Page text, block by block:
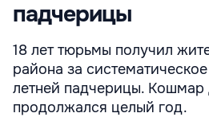
падчерицы
18 лет тюрьмы получил
района за
летней падчерицы. Кошмар
продолжался целый год.